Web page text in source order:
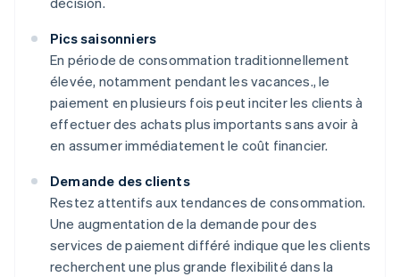
Pics saisonniers
En période de consommation traditionnellement
élevée, notamment pendant les vacances., le
paiement en plusieurs fois peut inciter les clients à
effectuer des achats plus importants sans avoir à
en assumer immédiatement le coût financier.
Demande des clients
Restez attentifs aux tendances de consommation.
Une augmentation de la demande pour des
services de paiement différé indique que les clients
recherchent une plus grande flexibilité dans la